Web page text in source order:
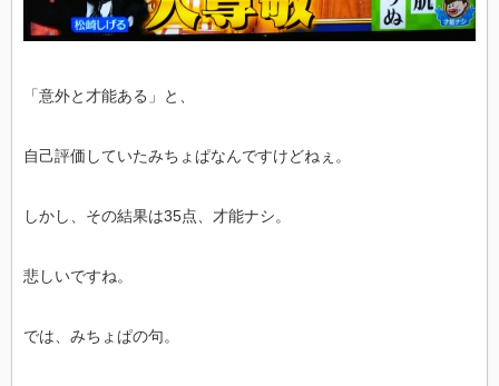
「意外と才能ある」と、
自己評価していたみちょぱなんですけどねぇ。
しかし、その結果は35点、才能ナシ。
悲しいですね。
では、みちょぱの句。